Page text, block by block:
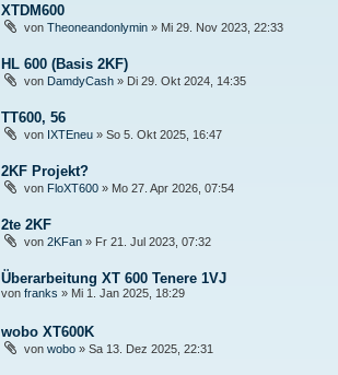
XTDM600
von Theoneandonlymin » Mi 29. Nov 2023, 22:33
HL 600 (Basis 2KF)
von DamdyCash » Di 29. Okt 2024, 14:35
TT600, 56
von IXTEneu » So 5. Okt 2025, 16:47
2KF Projekt?
von FloXT600 » Mo 27. Apr 2026, 07:54
2te 2KF
von 2KFan » Fr 21. Jul 2023, 07:32
Überarbeitung XT 600 Tenere 1VJ
von franks » Mi 1. Jan 2025, 18:29
wobo XT600K
von wobo » Sa 13. Dez 2025, 22:31